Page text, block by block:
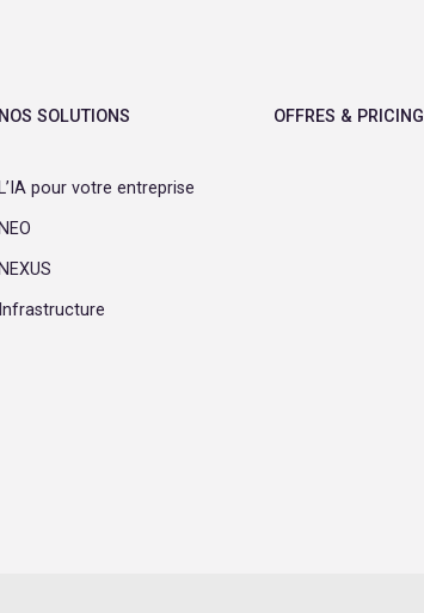
NOS SOLUTIONS
pour votre entreprise
Infrastructure
OFFRES & PRICING